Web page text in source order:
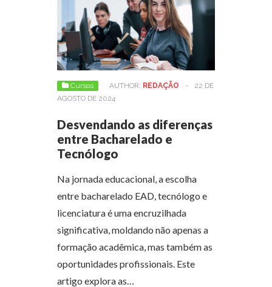
Cursos AUTHOR: REDAÇÃO -
22 DE
AGOSTO DE 2024
Desvendando as diferenças
entre Bacharelado e
Tecnólogo
Na jornada educacional, a escolha
entre bacharelado EAD, tecnólogo e
licenciatura é uma encruzilhada
significativa, moldando não apenas a
formação acadêmica, mas também as
oportunidades profissionais. Este
artigo explora as…